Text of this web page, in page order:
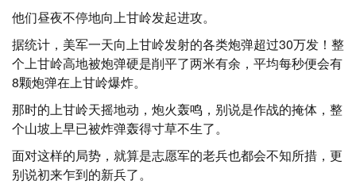
他们昼夜不停地向上甘岭发起进攻。
据统计，美军一天向上甘岭发射的各类炮弹超过30万发！整
个上甘岭高地被炮弹硬是削平了两米有余，平均每秒便会有
8颗炮弹在上甘岭爆炸。
那时的上甘岭天摇地动，炮火轰鸣，别说是作战的掩体，整
个山坡上早已被炸弹轰得寸草不生了。
面对这样的局势，就算是志愿军的老兵也都会不知所措，更
别说初来乍到的新兵了。